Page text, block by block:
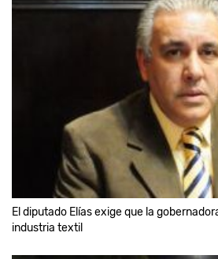
El diputado Elías exige que la
industria textil